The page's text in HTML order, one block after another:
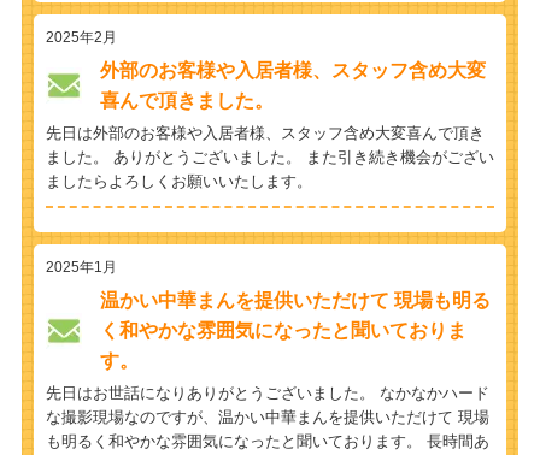
2025年2月
外部のお客様や入居者様、スタッフ含め大変
喜んで頂きました。
先日は外部のお客様や入居者様、スタッフ含め大変喜んで頂き
ました。 ありがとうございました。 また引き続き機会がござい
ましたらよろしくお願いいたします。
2025年1月
温かい中華まんを提供いただけて 現場も明る
く和やかな雰囲気になったと聞いておりま
す。
先日はお世話になりありがとうございました。 なかなかハード
な撮影現場なのですが、温かい中華まんを提供いただけて 現場
も明るく和やかな雰囲気になったと聞いております。 長時間あ